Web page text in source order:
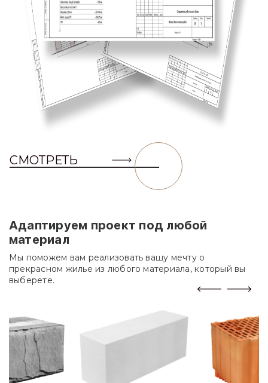
СМОТРЕТЬ
Адаптируем проект под любой
материал
Мы поможем вам реализовать вашу мечту о
прекрасном жилье из любого материала, который вы
выберете.